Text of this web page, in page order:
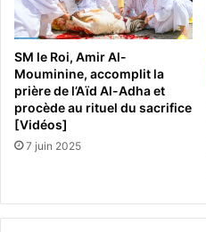
SM le Roi, Amir Al-
Mouminine, accomplit la
prière de l’Aïd Al-Adha et
procède au rituel du sacrifice
[Vidéos]
7 juin 2025